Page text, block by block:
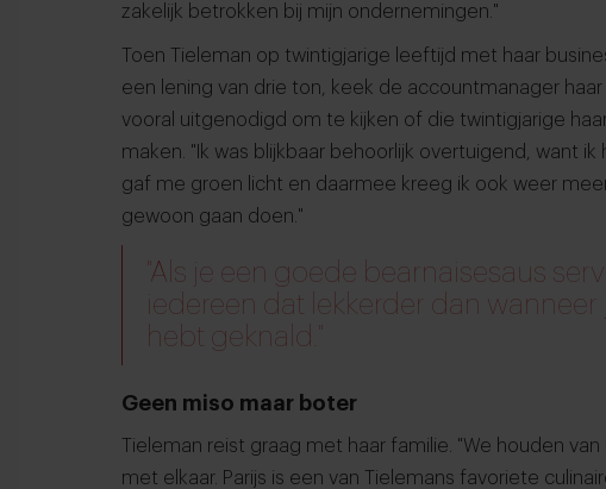
zakelijk betrokken bij mijn ondernemingen."
Toen Tieleman op twintigjarige leeftijd met haar
een lening van drie ton, keek de accountmanager
vooral uitgenodigd om te kijken of die twintigjarige
maken. "Ik was blijkbaar behoorlijk overtuigend, want
gaf me groen licht en daarmee kreeg ik ook weer
gewoon gaan doen."
"Als je een goede bearnaisesaus
iedereen dat lekkerder dan wanneer
hebt geknald."
Geen miso maar boter
Tieleman reist graag met haar familie. "We houden
met elkaar. Parijs is een van Tielemans favoriete